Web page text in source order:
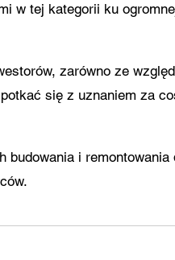
w tej kategorii ku
zarówno ze
się z uznaniem za
i remontowania